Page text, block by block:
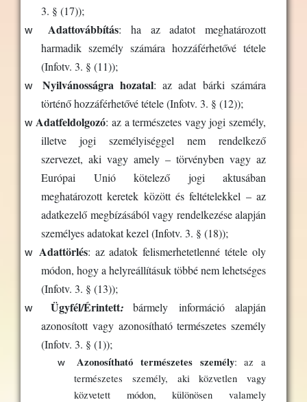
3. § (17));
w Adattovábbítás: ha az adatot meghatározott
harmadik személy számára hozzáférhetővé tétele
(Infotv. 3. § (11));
w Nyilvánosságra hozatal:az adat bárki számára
történő hozzáférhetővé tétele(Infotv. 3. § (12));
w Adatfeldolgozó: az a természetes vagy jogi személy,
illetve jogi személyiséggel nem rendelkező
szervezet, aki vagy amely – törvényben vagy az
Európai Unió kötelező jogi aktusában
meghatározott keretek között és feltételekkel – az
adatkezelő megbízásából vagy rendelkezése alapján
személyes adatokat kezel (Infotv. 3. § (18));
w Adattörlés: az adatok felismerhetetlenné tétele oly
módon, hogy a helyreállításuk többé nem lehetséges
(Infotv. 3. § (13));
w Ügyfél/Érintett:bármely információ alapján
azonosított vagy azonosítható természetes személy
(Infotv. 3. § (1));
w Azonosítható természetes személy: az a
természetes személy, aki közvetlen vagy
közvetett módon, különösen valamely